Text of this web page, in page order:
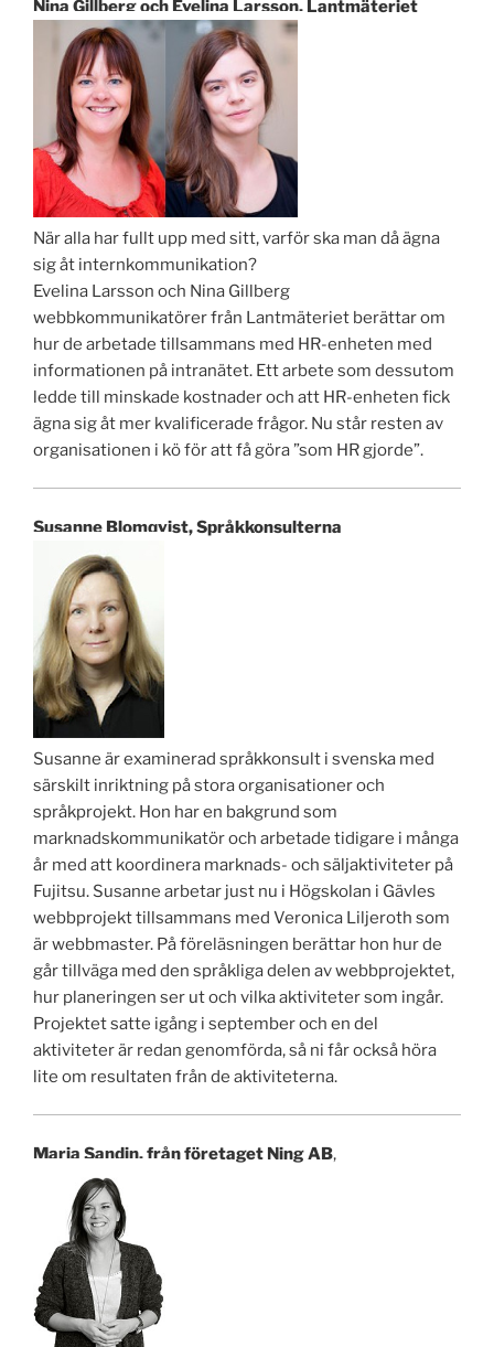
Nina Gillberg och Evelina Larsson, Lantmäteriet
När alla har fullt upp med sitt, varför ska man då ägna
sig åt internkommunikation?
Evelina Larsson och Nina Gillberg
webbkommunikatörer från Lantmäteriet berättar om
hur de arbetade tillsammans med HR-enheten med
informationen på intranätet. Ett arbete som dessutom
ledde till minskade kostnader och att HR-enheten fick
ägna sig åt mer kvalificerade frågor. Nu står resten av
organisationen i kö för att få göra ”som HR gjorde”.
Susanne Blomqvist, Språkkonsulterna
Susanne är examinerad språkkonsult i svenska med
särskilt inriktning på stora organisationer och
språkprojekt. Hon har en bakgrund som
marknadskommunikatör och arbetade tidigare i många
år med att koordinera marknads- och säljaktiviteter på
Fujitsu. Susanne arbetar just nu i Högskolan i Gävles
webbprojekt tillsammans med Veronica Liljeroth som
är webbmaster. På föreläsningen berättar hon hur de
går tillväga med den språkliga delen av webbprojektet,
hur planeringen ser ut och vilka aktiviteter som ingår.
Projektet satte igång i september och en del
aktiviteter är redan genomförda, så ni får också höra
lite om resultaten från de aktiviteterna.
Maria Sandin, från företaget Ning AB,